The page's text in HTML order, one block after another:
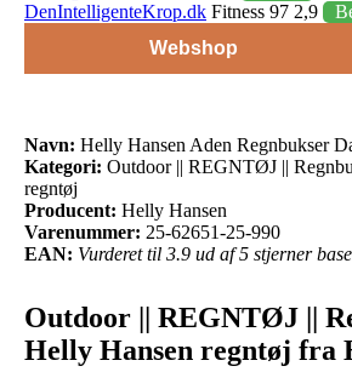
DenIntelligenteKrop.dk Fitness 97 2,9
Webshop
Navn: Helly Hansen Aden Regnbukser
Kategori: Outdoor || REGNTØJ ||
regntøj
Producent: Helly Hansen
Varenummer: 25-62651-25-990
EAN: Vurderet til 3.9 ud af 5 stjerner
Outdoor || REGNTØJ ||
Helly Hansen regntøj fra